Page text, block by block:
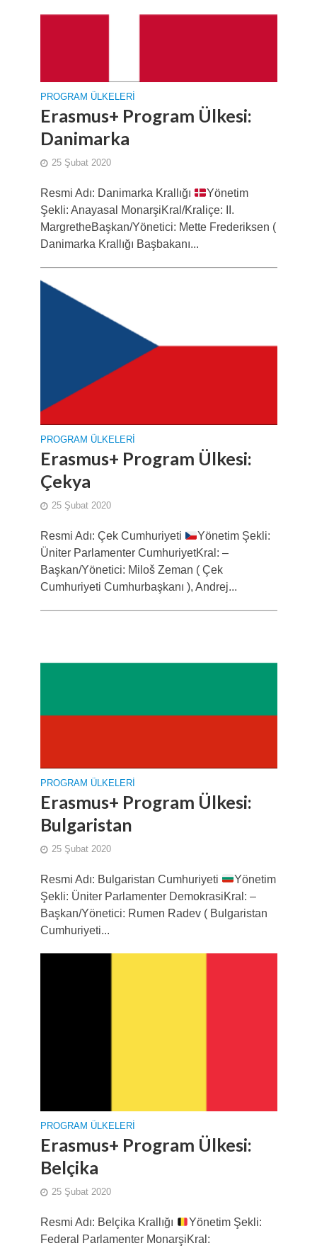
PROGRAM ÜLKELERI
Erasmus+ Program Ülkesi:
Danimarka
25 Şubat 2020
Resmi Adı: Danimarka Krallığı
Yönetim
Şekli: Anayasal MonarşiKral/Kraliçe: II.
MargretheBaşkan/Yönetici: Mette Frederiksen (
Danimarka Krallığı Başbakanı...
PROGRAM ÜLKELERI
Erasmus+ Program Ülkesi:
Çekya
25 Şubat 2020
Resmi Adı: Çek Cumhuriyeti
Yönetim Şekli:
Üniter Parlamenter CumhuriyetKral: –
Başkan/Yönetici: Miloš Zeman ( Çek
Cumhuriyeti Cumhurbaşkanı ), Andrej...
PROGRAM ÜLKELERI
Erasmus+ Program Ülkesi:
Bulgaristan
25 Şubat 2020
Resmi Adı: Bulgaristan Cumhuriyeti
Yönetim
Şekli: Üniter Parlamenter DemokrasiKral: –
Başkan/Yönetici: Rumen Radev ( Bulgaristan
Cumhuriyeti...
PROGRAM ÜLKELERI
Erasmus+ Program Ülkesi:
Belçika
25 Şubat 2020
Resmi Adı: Belçika Krallığı
Yönetim Şekli:
Federal Parlamenter MonarşiKral: